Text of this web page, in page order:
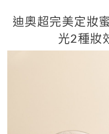
迪奧超完美定妝
光2種妝